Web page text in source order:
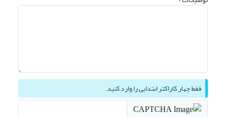
فقط چهار کاراکتر ابتدایی را وارد کنید.